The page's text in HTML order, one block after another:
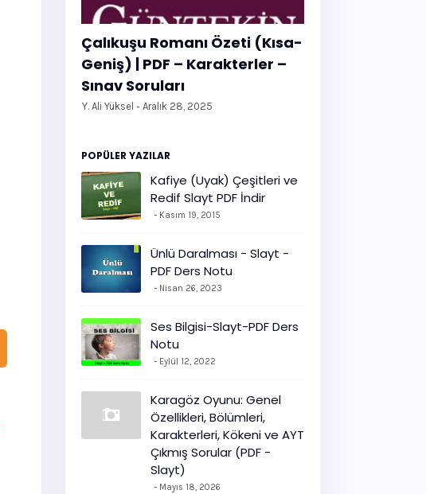
Çalıkuşu Romanı Özeti (Kısa-
Geniş) | PDF – Karakterler –
Sınav Soruları
Y. Ali Yüksel Aralık 28, 2025
POPÜLER YAZILAR
Kafiye (Uyak) Çeşitleri ve
Redif Slayt PDF İndir
Kasım 19, 2015
Ünlü Daralması - Slayt -
PDF Ders Notu
Nisan 26, 2023
Ses Bilgisi-Slayt-PDF Ders
Notu
Eylül 12, 2022
Karagöz Oyunu: Genel
Özellikleri, Bölümleri,
Karakterleri, Kökeni ve AYT
Çıkmış Sorular (PDF -
Slayt)
Mayıs 18, 2026